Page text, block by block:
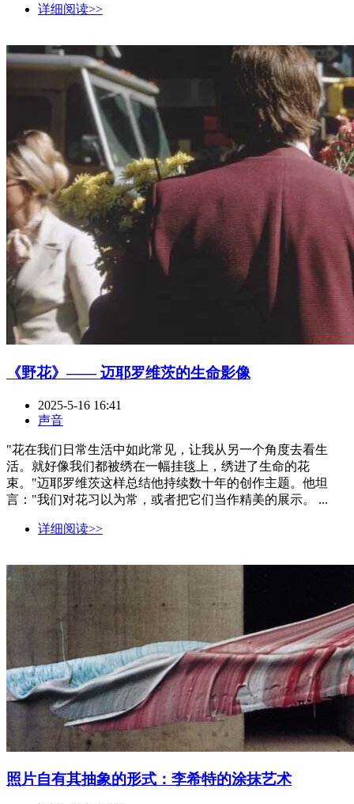
详细阅读>>
《野花》—— 迈耶罗维茨的生命影像
2025-5-16 16:41
声音
"花在我们日常生活中如此常见，让我从另一个角度去看生
活。就好像我们都被绣在一幅挂毯上，绣进了生命的花
束。"迈耶罗维茨这样总结他持续数十年的创作主题。他坦
言："我们对花习以为常，或者把它们当作精美的展示。 ...
详细阅读>>
照片自有其抽象的形式：李希特的涂抹艺术